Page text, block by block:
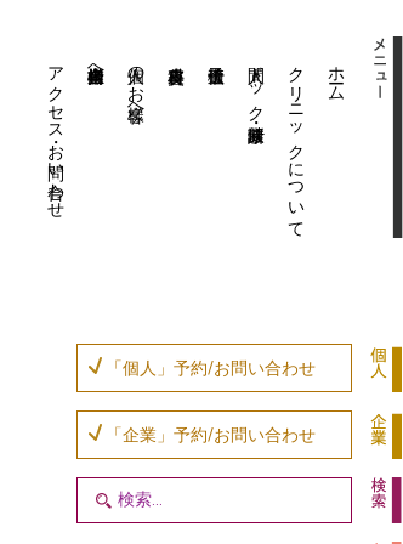
アクセス・お問い合わせ 企業内担当者様へ 個人のお客様へ 人間ドック・健康診断 クリニックについて ホーム
「個人」予約/お問い合わせ
「企業」予約/お問い合わせ